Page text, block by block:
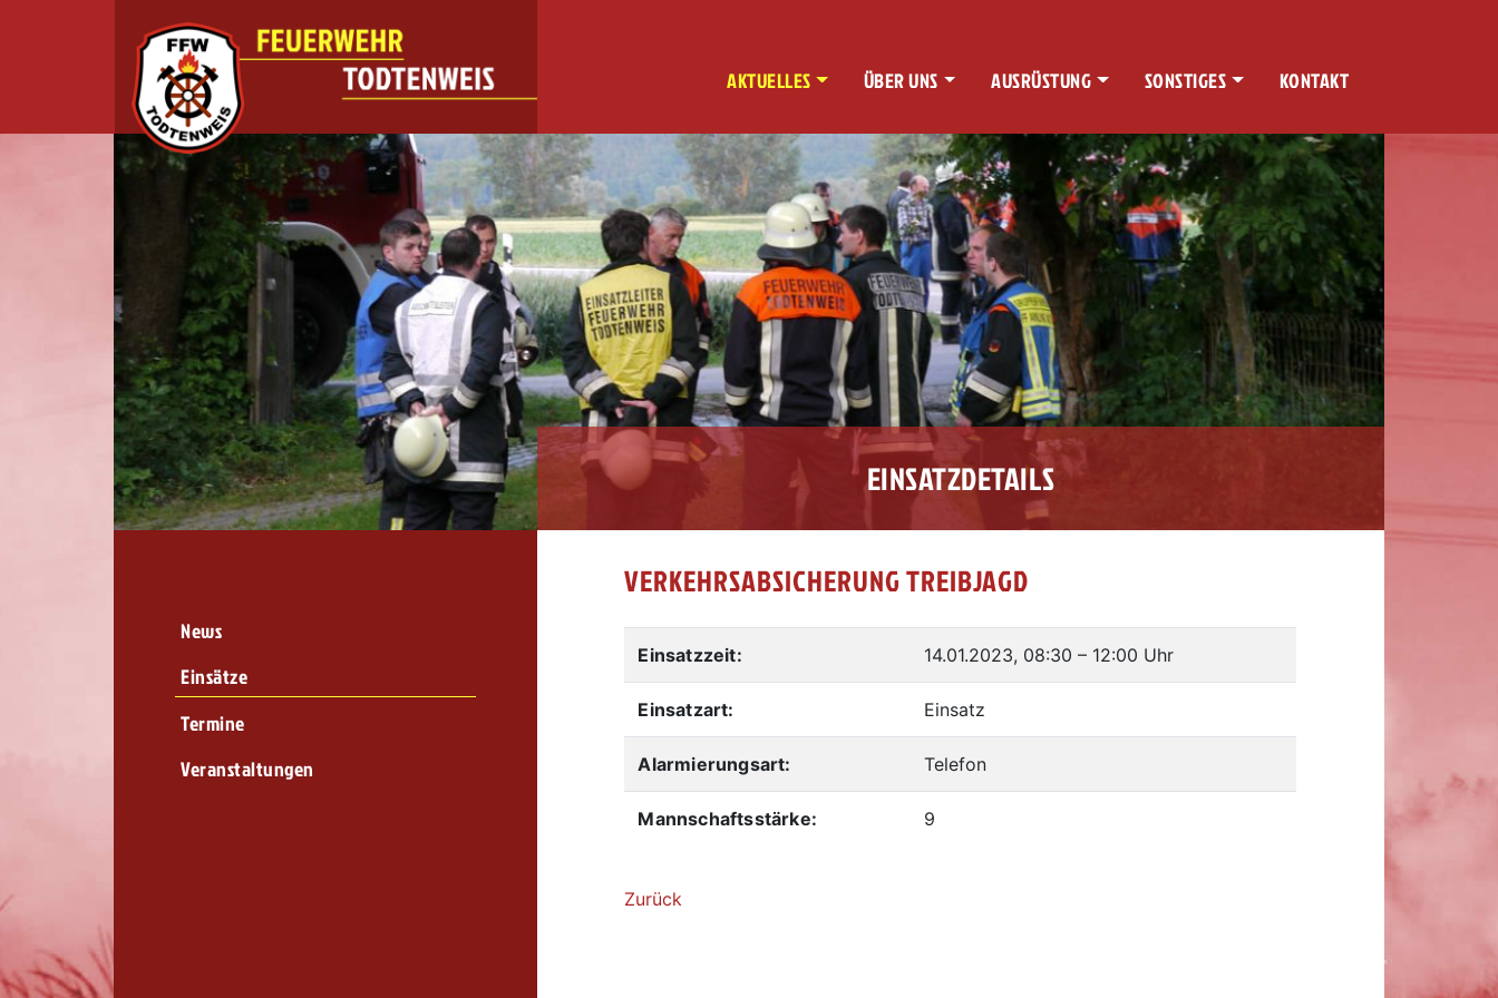
AKTUELLES ÜBER UNS AUSRÜSTUNG SONSTIGES KONTAKT
EINSATZDETAILS
VERKEHRSABSICHERUNG TREIBJAGD
Einsatzzeit: 14.01.2023, 08:30 – 12:00 Uhr
Einsatzart: Einsatz
Alarmierungsart: Telefon
Mannschaftsstärke: 9
Zurück
News
Einsätze
Termine
Veranstaltungen